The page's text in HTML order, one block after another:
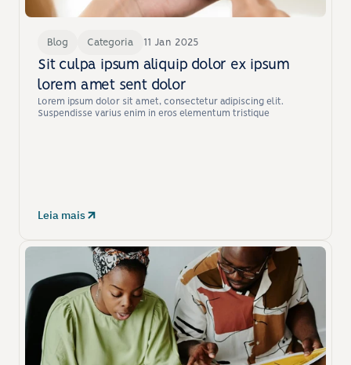
Blog Categoria 11 Jan 2025
Sit culpa ipsum aliquip dolor ex ipsum
lorem amet sent dolor
Lorem ipsum dolor sit amet, consectetur adipiscing elit.
Suspendisse varius enim in eros elementum tristique
Leia mais